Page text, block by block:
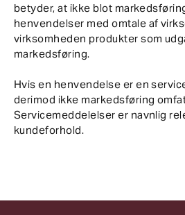
betyder, at ikke blot
henvendelser med omtale af
virksomheden produkter som
markedsføring.
Hvis en henvendelse er en
derimod ikke markedsføring
Servicemeddelelser er navnlig
kundeforhold.